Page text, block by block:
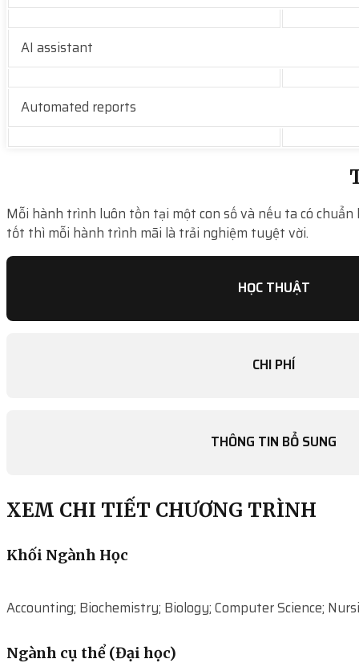
AI assistant
Automated reports
Mỗi hành trình luôn tồn tại một con số và nếu ta có chuẩn
tốt thì mỗi hành trình mãi là trải nghiệm tuyệt vời.
HỌC THUẬT
CHI PHÍ
THÔNG TIN BỔ SUNG
XEM CHI TIẾT CHƯƠNG TRÌNH
Khối Ngành Học
Accounting; Biochemistry; Biology; Computer Science;
Ngành cụ thể (Đại học)